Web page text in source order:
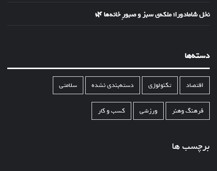
نخل شامادورا؛ ملکه‌ی سبز و صبورِ خانه‌ها 🌿
دسته‌ها
اقتصاد تکنولوژی دسته‌بندی نشده سلامتی
فرهنگ وهنر ورزشی کسب و کار
برچسب ها